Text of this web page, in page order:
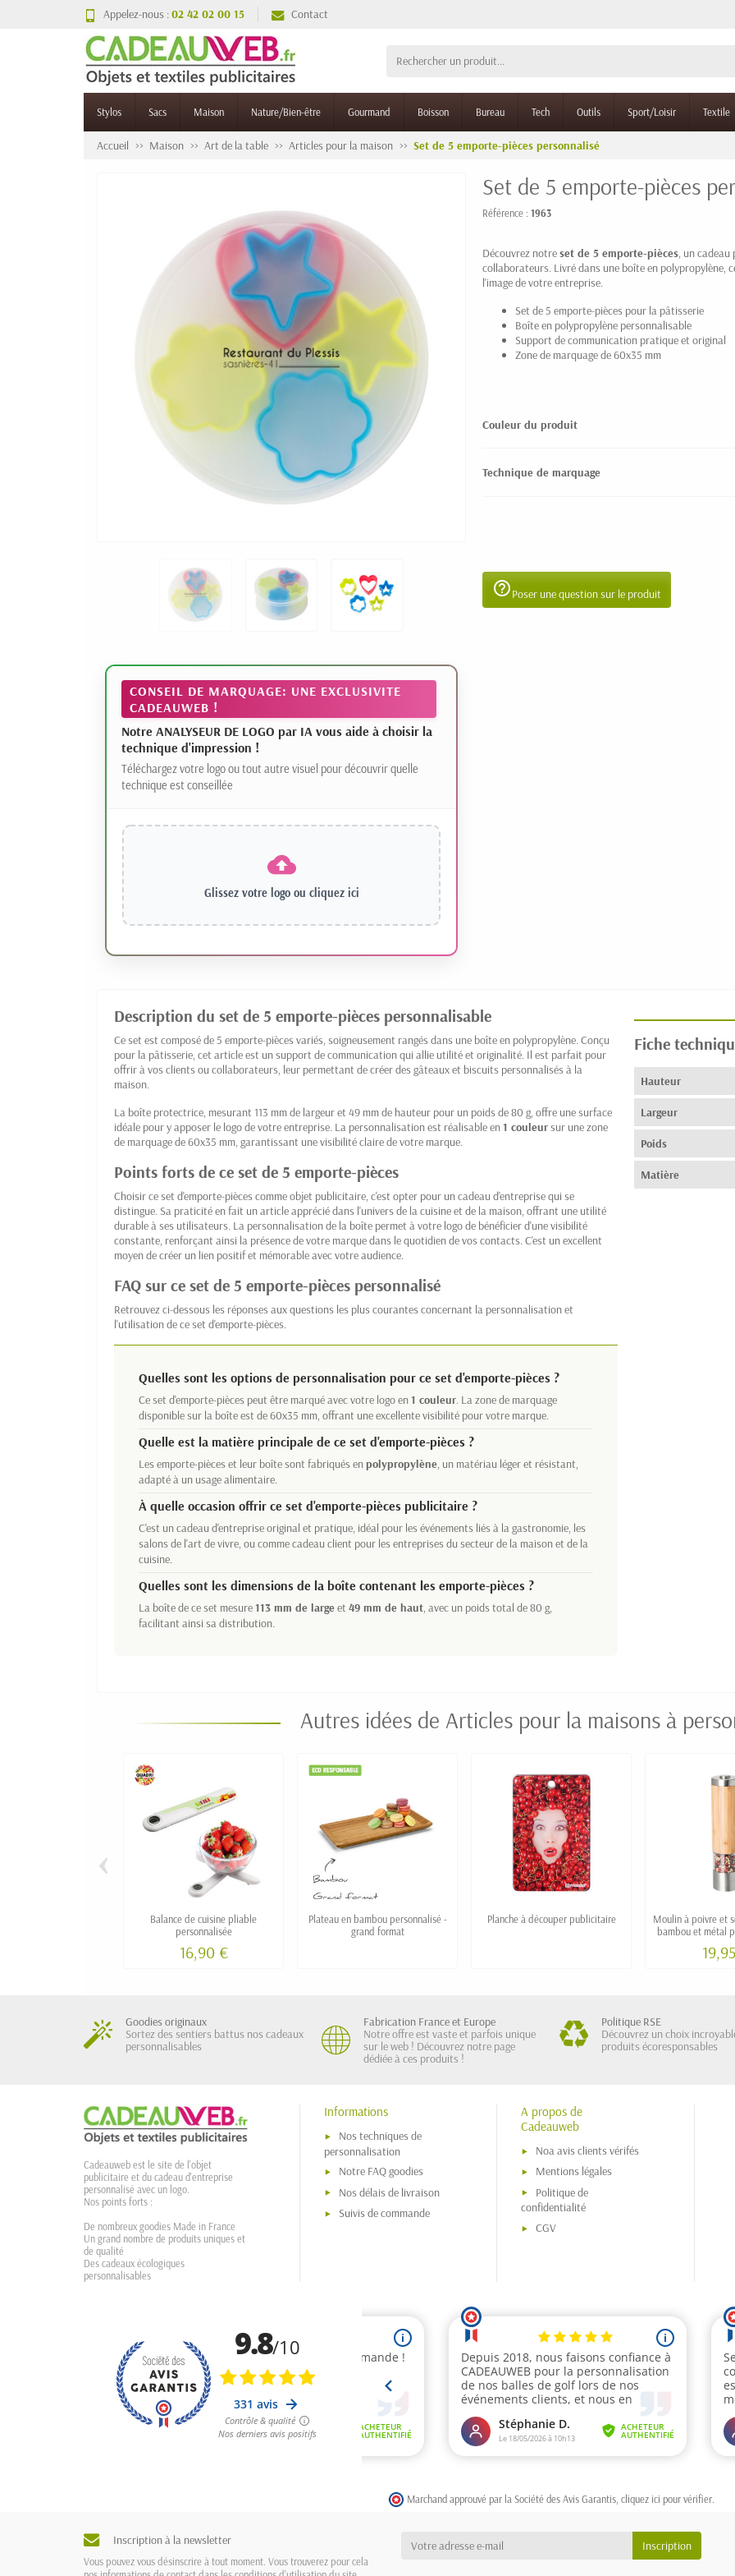
Appelez-nous :02 42 02 00 15 Contact
Stylos Sacs Maison Nature/Bien-être Gourmand Boisson Bureau Tech Outils Sport/Loisir Textile
Accueil Maison Art de la table Articles pour la maison Set de 5 emporte-pièces personnalisé
CONSEIL DE MARQUAGE: UNE EXCLUSIVITE
CADEAUWEB !
Notre ANALYSEUR DE LOGO par IA vous aide à choisir la
technique d'impression !
Téléchargez votre logo ou tout autre visuel pour découvrir quelle
technique est conseillée
Glissez votre logo ou cliquez ici
Set de 5 emporte-pièces
Référence : 1963
Découvrez notreset de 5 emporte-pièces, un
collaborateurs. Livré dans une boîte en polypropylène,
l'image de votre entreprise.
Set de 5 emporte-pièces pour la pâtisserie
Boîte en polypropylène personnalisable
Support de communication pratique et original
Zone de marquage de 60x35 mm
Couleur du produit
Technique de marquage
help_outlinePoser une question sur le produit
Description du set de 5 emporte-pièces personnalisable
Ce set est composé de 5 emporte-pièces variés, soigneusement rangés dans une boîte en polypropylène. Conçu
pour la pâtisserie, cet article est un support de communication qui allie utilité et originalité. Il est parfait pour
offrir à vos clients ou collaborateurs, leur permettant de créer des gâteaux et biscuits personnalisés à la
maison.
La boîte protectrice, mesurant 113 mm de largeur et 49 mm de hauteur pour un poids de 80 g, offre une surface
idéale pour y apposer le logo de votre entreprise. La personnalisation est réalisable en1 couleur sur une zone
de marquage de 60x35 mm, garantissant une visibilité claire de votre marque.
Points forts de ce set de 5 emporte-pièces
Choisir ce set d'emporte-pièces comme objet publicitaire, c'est opter pour un cadeau d'entreprise qui se
distingue. Sa praticité en fait un article apprécié dans l'univers de la cuisine et de la maison, offrant une utilité
durable à ses utilisateurs. La personnalisation de la boîte permet à votre logo de bénéficier d'une visibilité
constante, renforçant ainsi la présence de votre marque dans le quotidien de vos contacts. C'est un excellent
moyen de créer un lien positif et mémorable avec votre audience.
FAQ sur ce set de 5 emporte-pièces personnalisé
Retrouvez ci-dessous les réponses aux questions les plus courantes concernant la personnalisation et
l'utilisation de ce set d'emporte-pièces.
Quelles sont les options de personnalisation pour ce set d'emporte-pièces ?
Ce set d'emporte-pièces peut être marqué avec votre logo en1 couleur. La zone de marquage
disponible sur la boîte est de 60x35 mm, offrant une excellente visibilité pour votre marque.
Quelle est la matière principale de ce set d'emporte-pièces ?
Les emporte-pièces et leur boîte sont fabriqués enpolypropylène, un matériau léger et résistant,
adapté à un usage alimentaire.
À quelle occasion offrir ce set d'emporte-pièces publicitaire ?
C'est un cadeau d'entreprise original et pratique, idéal pour les événements liés à la gastronomie, les
salons de l'art de vivre, ou comme cadeau client pour les entreprises du secteur de la maison et de la
cuisine.
Quelles sont les dimensions de la boîte contenant les emporte-pièces ?
La boîte de ce set mesure113 mm de largeet 49 mm de haut, avec un poids total de 80 g,
facilitant ainsi sa distribution.
Fiche
Hauteur
Largeur
Poids
Matière
Autres idées de Articles pour la maisons à
Balance de cuisine pliable
personnalisée
16,90 €
Plateau en bambou personnalisé -
grand format
Planche à découper publicitaire
Moulin à poivre et
bambou et métal
‹
Goodies originaux
Sortez des sentiers battus nos cadeaux
personnalisables
Fabrication France et Europe
Notre offre est vaste et parfois unique
sur le web ! Découvrez notre page
dédiée à ces produits !
Politique RSE
Découvrez un choix
produits écoresponsables
Cadeauweb est le site de l'objet
publicitaire et du cadeau d'entreprise
personnalisé avec un logo.
Nos points forts :
De nombreux goodies Made in France
Un grand nombre de produits uniques et
de qualité
Des cadeaux écologiques
personnalisables
Informations
Nos techniques de
personnalisation
Notre FAQ goodies
Nos délais de livraison
Suivis de commande
A propos de
Cadeauweb
Noa avis clients vérifés
Mentions légales
Politique de
confidentialité
CGV
Marchand approuvé par la Société des Avis Garantis, cliquez ici pour vérifier
Inscription à la newsletter
Vous pouvez vous désinscrire à tout moment. Vous trouverez pour cela